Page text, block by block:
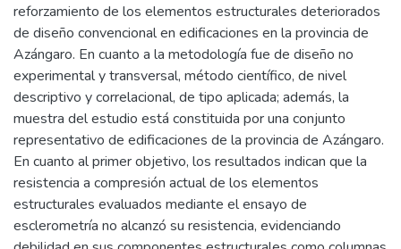
reforzamiento de los elementos estructurales deteriorados
de diseño convencional en edificaciones en la provincia de
Azángaro. En cuanto a la metodología fue de diseño no
experimental y transversal, método científico, de nivel
descriptivo y correlacional, de tipo aplicada; además, la
muestra del estudio está constituida por una conjunto
representativo de edificaciones de la provincia de Azángaro.
En cuanto al primer objetivo, los resultados indican que la
resistencia a compresión actual de los elementos
estructurales evaluados mediante el ensayo de
esclerometría no alcanzó su resistencia, evidenciando